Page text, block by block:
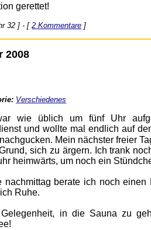
gerettet!
32 ] - [2 Kommentare ]
2008
Verschiedenes
wie üblich um fünf Uhr
und wollte mal endlich auf
Mein nächster freier
sich zu ärgern. Ich trank
heimwärts, um noch ein
nachmittag berate ich noch einen
Ruhe.
in die Sauna zu